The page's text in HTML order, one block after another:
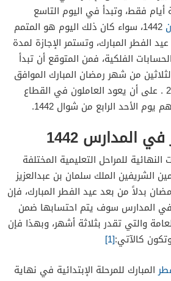
أيام فقط، وتبدأ في اليوم التاسع
1442، سواء كان ذلك اليوم هو المتمم
الفطر المبارك، وتستمر الإجازة لمدة
الفلكية، فمن المتوقع أن تبدأ
من شهر رمضان المبارك الموافق
للثاني عشر من مايو 2021 . على أن يعود العاملون في القطاع
الأحد الرابع من شوال 1442.
المدارس 1442
للمراحل التعليمية المختلفة
الشريفين الملك سلمان بن عبدالعزيز
بدلاً من بعد عيد الفطر المبارك، فإن
في المدارس سوف يتم احتسابها ضمن
والتي تقدر بثلاثة أشهر، وبهذا فإن
[1]
المبارك للمرحلة الإبتدائية في نهاية